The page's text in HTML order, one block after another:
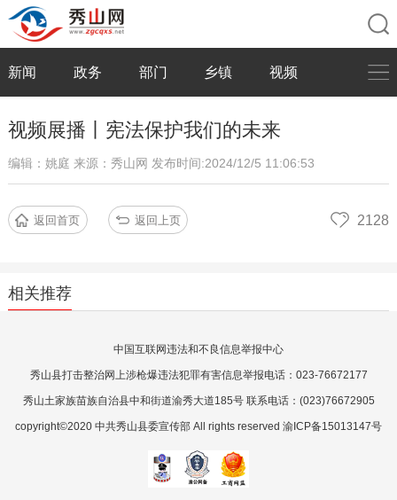
新闻 政务 部门 乡镇 视频
视频展播丨宪法保护我们的未来
编辑：姚庭 来源：秀山网 发布时间:2024/12/5 11:06:53
返回首页 返回上页 2128
相关推荐
中国互联网违法和不良信息举报中心
秀山县打击整治网上涉枪爆违法犯罪有害信息举报电话：023-76672177
秀山土家族苗族自治县中和街道渝秀大道185号 联系电话：(023)76672905
copyright©2020 中共秀山县委宣传部 All rights reserved 渝ICP备15013147号